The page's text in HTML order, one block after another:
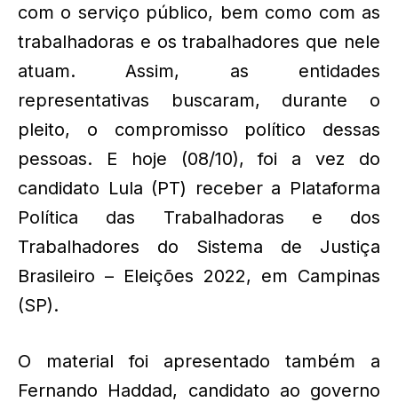
com o serviço público, bem como com as
trabalhadoras e os trabalhadores que nele
atuam. Assim, as entidades
representativas buscaram, durante o
pleito, o compromisso político dessas
pessoas. E hoje (08/10), foi a vez do
candidato Lula (PT) receber a Plataforma
Política das Trabalhadoras e dos
Trabalhadores do Sistema de Justiça
Brasileiro – Eleições 2022, em Campinas
(SP).
O material foi apresentado também a
Fernando Haddad, candidato ao governo